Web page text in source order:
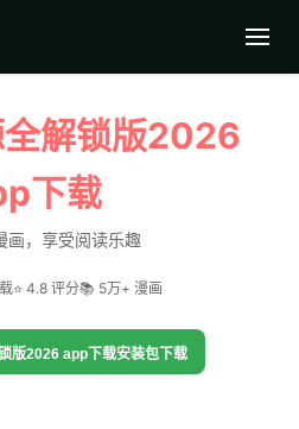
全解锁版2026
下载
画，享受阅读乐趣
⭐ 4.8 评分📚 5万+ 漫画
版2026 app下载安装包下载